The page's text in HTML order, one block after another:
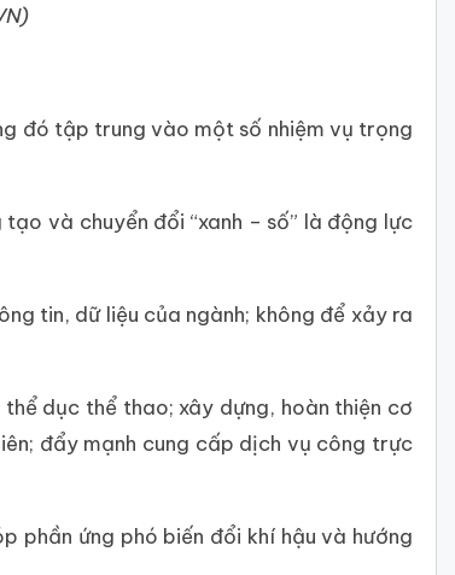
đó tập trung vào một số nhiệm vụ trọng
và chuyển đổi “xanh – số” là động lực
tin, dữ liệu của ngành; không để xảy ra
dục thể thao; xây dựng, hoàn thiện cơ
đẩy mạnh cung cấp dịch vụ công trực
phần ứng phó biến đổi khí hậu và hướng